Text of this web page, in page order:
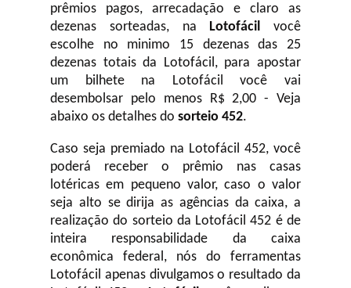
prêmios pagos, arrecadação e claro as
dezenas sorteadas, na Lotofácil você
escolhe no minimo 15 dezenas das 25
dezenas totais da Lotofácil, para apostar
um bilhete na Lotofácil você vai
desembolsar pelo menos R$ 2,00 - Veja
abaixo os detalhes do sorteio 452.
Caso seja premiado na Lotofácil 452, você
poderá receber o prêmio nas casas
lotéricas em pequeno valor, caso o valor
seja alto se dirija as agências da caixa, a
realização do sorteio da Lotofácil 452 é de
inteira responsabilidade da caixa
econômica federal, nós do ferramentas
Lotofácil apenas divulgamos o resultado da